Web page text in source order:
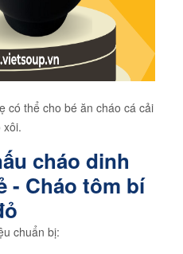
có thể cho bé ăn cháo cá cải
xôi.
cháo dinh
- Cháo tôm bí
chuẩn bị: